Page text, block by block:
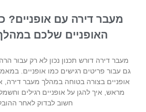
מעבר דירה עם אופניים?
האופניים שלכם
מעבר דירה דורש תכנון נכון לא רק עבור
גם עבור פריטים רגישים כמו אופניים.
אופניים בצורה בטוחה במהלך מעבר דירה,
מראש, איך להגן על אופניים רגילים
חשוב לבדוק לאחר